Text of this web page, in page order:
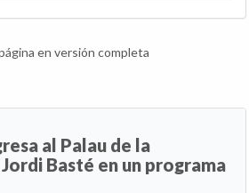
en versión completa
al Palau de la
Basté en un programa